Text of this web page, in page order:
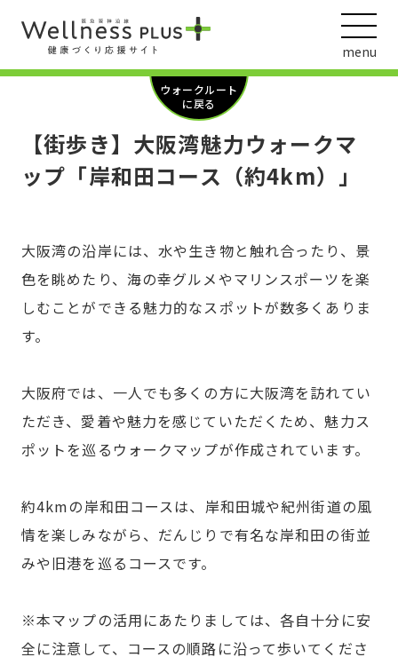
menu
ウォークルート
に戻る
【街歩き】大阪湾魅力ウォークマ
ップ「岸和田コース（約4km）」
大阪湾の沿岸には、水や生き物と触れ合ったり、景
色を眺めたり、海の幸グルメやマリンスポーツを楽
しむことができる魅力的なスポットが数多くありま
す。
大阪府では、一人でも多くの方に大阪湾を訪れてい
ただき、愛着や魅力を感じていただくため、魅力ス
ポットを巡るウォークマップが作成されています。
約4kmの岸和田コースは、岸和田城や紀州街道の風
情を楽しみながら、だんじりで有名な岸和田の街並
みや旧港を巡るコースです。
※本マップの活用にあたりましては、各自十分に安
全に注意して、コースの順路に沿って歩いてくださ
ウェルネス動画
阪急阪神ホールディングス
ヘルスケアの取組